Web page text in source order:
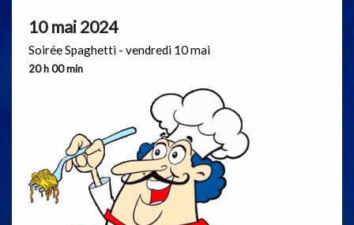
10 mai 2024
Soirée Spaghetti - vendredi 10 mai
20 h 00 min